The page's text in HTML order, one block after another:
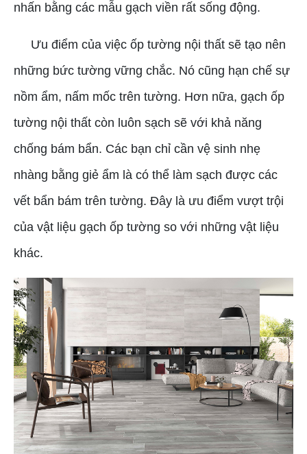
nhấn bằng các mẫu gạch viền rất sống động.
Ưu điểm của việc ốp tường nội thất sẽ tạo nên
những bức tường vững chắc. Nó cũng hạn chế sự
nồm ẩm, nấm mốc trên tường. Hơn nữa, gạch ốp
tường nội thất còn luôn sạch sẽ với khả năng
chống bám bẩn. Các bạn chỉ cần vệ sinh nhẹ
nhàng bằng giẻ ẩm là có thể làm sạch được các
vết bẩn bám trên tường. Đây là ưu điểm vượt trội
của vật liệu gạch ốp tường so với những vật liệu
khác.